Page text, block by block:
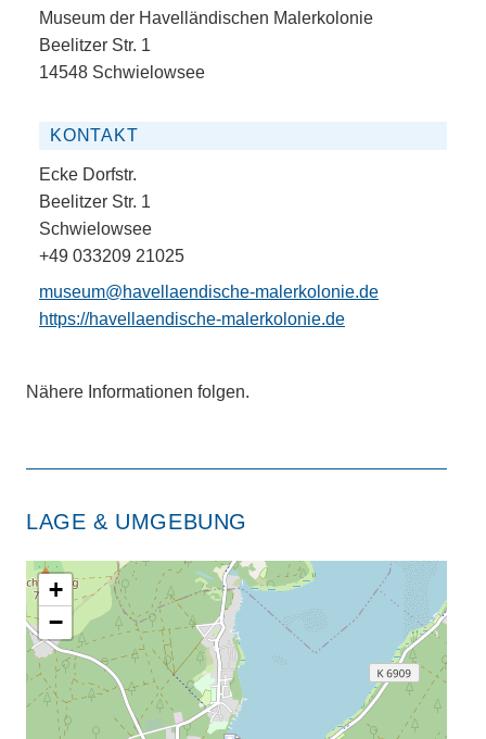
Museum der Havelländischen Malerkolonie
Beelitzer Str. 1
14548 Schwielowsee
KONTAKT
Ecke Dorfstr.
Beelitzer Str. 1
Schwielowsee
+49 033209 21025
museum@havellaendische-malerkolonie.de
https://havellaendische-malerkolonie.de
Nähere Informationen folgen.
LAGE & UMGEBUNG
+
−